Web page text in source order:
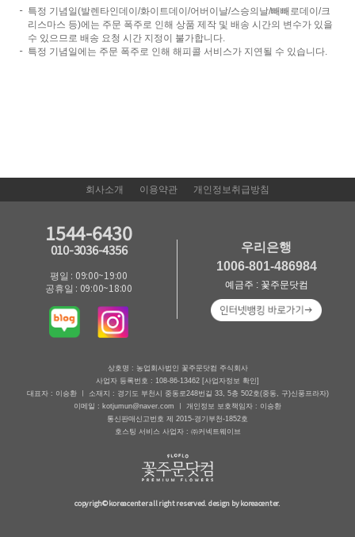
특정 기념일(발렌타인데이/화이트데이/어버이날/스승의날/빼빼로데이/크
리스마스 등)에는 주문 폭주로 인해 상품 제작 및 배송 시간의 변수가 있을
수 있으므로 배송 요청 시간 지정이 불가합니다.
특정 기념일에는 주문 폭주로 인해 해피콜 서비스가 지연될 수 있습니다.
회사소개 이용약관 개인정보취급방침
1544-6430
010-3036-4356
평일 : 09:00~19:00
공휴일 : 09:00~18:00
우리은행
1006-801-486984
예금주 : 꽃주문닷컴
상호명 : 농업회사법인 꽃주문닷컴 주식회사
사업자 등록번호 : 108-86-13462 [사업자정보 확인]
대표자 : 이승환 ㅣ 소재지 : 경기도 부천시 중동로248번길 33, 5층 502호(중동, 구)신풍프라자)
이메일 : kotjumun@naver.com ㅣ 개인정보 보호책임자 : 이승환
통신판매신고번호 제 2015-경기부천-1852호
호스팅 서비스 사업자 : ㈜커넥트웨이브
copyrigh© koreacenter all right reserved. design by koreacenter.